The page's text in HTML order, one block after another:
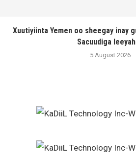
Xuutiyiinta Yemen oo sheegay inay
Sacuudiga
5 August 2026